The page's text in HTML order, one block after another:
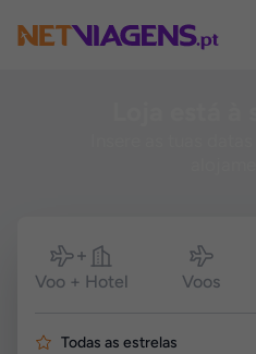
Pesquisar
Voo + Hotel Voos
Todas as estrelas